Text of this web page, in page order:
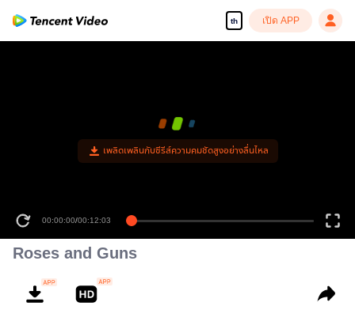
th เปิด APP
เพลิดเพลินกับซีรีส์ความคมชัดสูงอย่างลื่นไหล
00:00:00/00:12:03
Roses and Guns